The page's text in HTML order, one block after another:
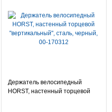
Держатель велосипедный
HORST, настенный торцевой